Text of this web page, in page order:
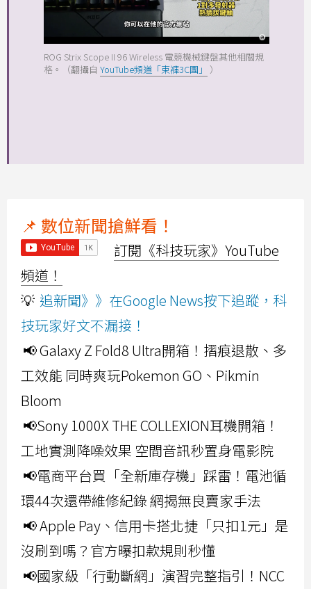
ROG Strix Scope II 96 Wireless 電競機械鍵盤其他相關規
格。（翻攝自 YouTube頻道「束褲3C團」 ）
📌 數位新聞搶鮮看！
訂閱《科技玩家》YouTube
頻道！
💡 追新聞》》在Google News按下追蹤，科
技玩家好文不漏接！
📢 Galaxy Z Fold8 Ultra開箱！摺痕退散、多
工效能 同時爽玩Pokemon GO、Pikmin
Bloom
📢Sony 1000X THE COLLEXION耳機開箱！
工地實測降噪效果 空間音訊秒置身電影院
📢電商平台買「全新庫存機」踩雷！電池循
環44次還帶維修紀錄 網揭無良賣家手法
📢 Apple Pay、信用卡搭北捷「只扣1元」是
沒刷到嗎？官方曝扣款規則秒懂
📢國家級「行動斷網」演習完整指引！NCC